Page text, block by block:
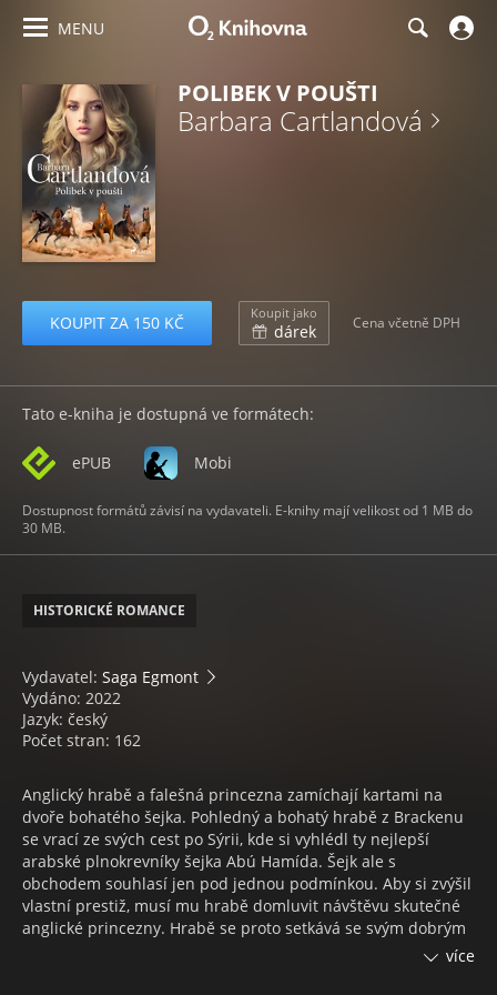
MENU
POLIBEK V POUŠTI
Barbara Cartlandová
KOUPIT ZA 150 KČ Koupit jako
dárek Cena včetně DPH
Tato e-kniha je dostupná ve formátech:
ePUB Mobi
Dostupnost formátů závisí na vydavateli. E-knihy mají velikost od 1 MB do
30 MB.
HISTORICKÉ ROMANCE
Vydavatel: Saga Egmont
Vydáno: 2022
Jazyk: český
Počet stran: 162
Anglický hrabě a falešná princezna zamíchají kartami na
dvoře bohatého šejka. Pohledný a bohatý hrabě z Brackenu
se vrací ze svých cest po Sýrii, kde si vyhlédl ty nejlepší
arabské plnokrevníky šejka Abú Hamída. Šejk ale s
obchodem souhlasí jen pod jednou podmínkou. Aby si zvýšil
vlastní prestiž, musí mu hrabě domluvit návštěvu skutečné
anglické princezny. Hrabě se proto setkává se svým dobrým
přítelem, kapitánem Charlesem Kenwoodem, a společně více